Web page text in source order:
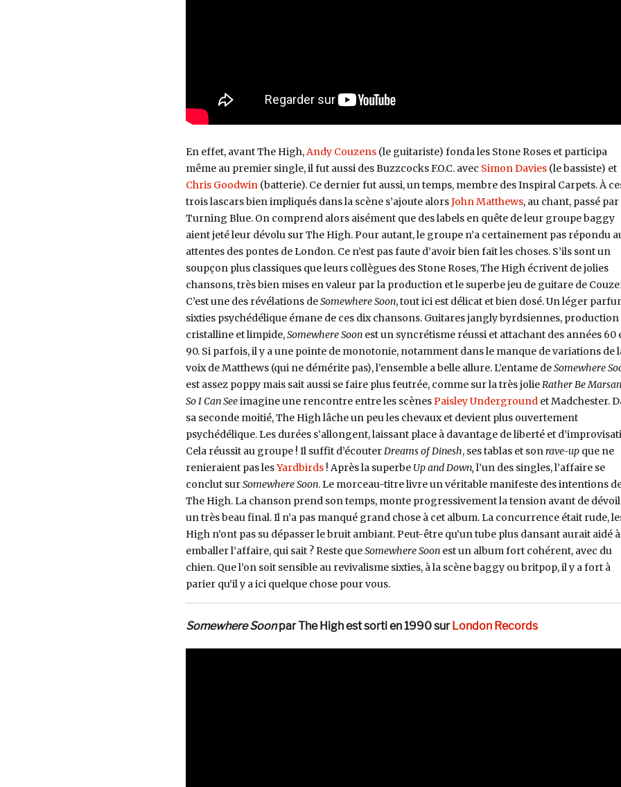
En effet, avant The High,Andy Couzens (le guitariste) fonda les Stone Roses et participa
même au premier single, il fut aussi des Buzzcocks F.O.C. avec Simon Davies(le bassiste) et
Chris Goodwin(batterie). Ce dernier fut aussi, un temps, membre des Inspiral Carpets. À
trois lascars bien impliqués dans la scène s’ajoute alorsJohn Matthews, au chant, passé par
Turning Blue. On comprend alors aisément que des labels en quête de leur groupe baggy
aient jeté leur dévolu sur The High. Pour autant, le groupe n’a certainement pas répondu
attentes des pontes de London. Ce n’est pas faute d’avoir bien fait les choses. S’ils sont un
soupçon plus classiques que leurs collègues des Stone Roses, The High écrivent de jolies
chansons, très bien mises en valeur par la production et le superbe jeu de guitare de
C’est une des révélations deSomewhere Soon, tout ici est délicat et bien dosé. Un léger
sixties psychédélique émane de ces dix chansons. Guitares jangly byrdsiennes, production
cristalline et limpide,Somewhere Soon est un syncrétisme réussi et attachant des années 60
90. Si parfois, il y a une pointe de monotonie, notamment dans le manque de variations de
voix de Matthews (qui ne démérite pas), l’ensemble a belle allure. L’entame deSomewhere
est assez poppy mais sait aussi se faire plus feutrée, comme sur la très jolieRather Be
So I Can Seeimagine une rencontre entre les scènesPaisley Undergroundet Madchester.
sa seconde moitié, The High lâche un peu les chevaux et devient plus ouvertement
psychédélique. Les durées s’allongent, laissant place à davantage de liberté et
Cela réussit au groupe ! Il suffit d’écouterDreams of Dinesh, ses tablas et sonrave-up que ne
renieraient pas lesYardbirds! Après la superbe Up and Down, l’un des singles, l’affaire se
conclut surSomewhere Soon. Le morceau-titre livre un véritable manifeste des intentions
The High. La chanson prend son temps, monte progressivement la tension avant de
un très beau final. Il n’a pas manqué grand chose à cet album. La concurrence était rude,
High n’ont pas su dépasser le bruit ambiant. Peut-être qu’un tube plus dansant aurait aidé à
emballer l’affaire, qui sait ? Reste queSomewhere Soon est un album fort cohérent, avec du
chien. Que l’on soit sensible au revivalisme sixties, à la scène baggy ou britpop, il y a fort à
parier qu’il y a ici quelque chose pour vous.
Somewhere Soonpar The High est sorti en 1990 surLondon Records